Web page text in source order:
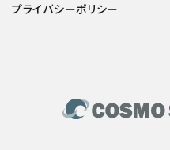
プライバシーポリシー